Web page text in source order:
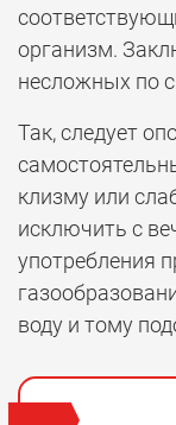
организм.
несложных по
Так, следует
клизму или
исключить с
употребления
воду и тому